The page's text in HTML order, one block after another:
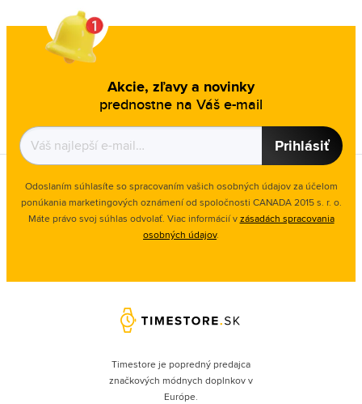
Akcie, zľavy a novinky
prednostne na Váš e-mail
Prihlásiť
Odoslaním súhlasíte so spracovaním vašich osobných údajov za účelom
ponúkania marketingových oznámení od spoločnosti CANADA 2015 s. r. o.
Máte právo svoj súhlas odvolať. Viac informácií vzásadách spracovania
osobných údajov.
Timestore je popredný predajca
značkových módnych doplnkov v
Európe.